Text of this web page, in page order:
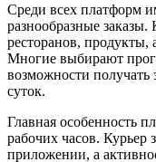
Среди всех платформ
разнообразные заказы.
ресторанов,
Многие выбирают
возможности получать
суток.
Главная особенность
рабочих часов. Курьер
приложении, а